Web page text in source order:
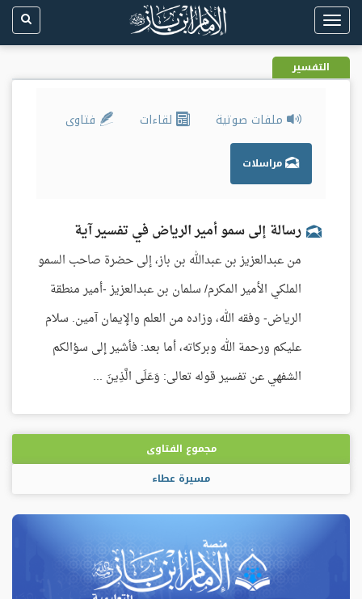
Toggle
navigation
التفسير
ملفات صوتية لقاءات فتاوى
مراسلات
رسالة إلى سمو أمير الرياض في تفسير آية
من عبدالعزيز بن عبدالله بن باز، إلى حضرة صاحب السمو
الملكي الأمير المكرم/ سلمان بن عبدالعزيز -أمير منطقة
الرياض- وفقه الله، وزاده من العلم والإيمان آمين. سلام
عليكم ورحمة الله وبركاته، أما بعد: فأشير إلى سؤالكم
الشفهي عن تفسير قوله تعالى: وَعَلَى الَّذِينَ ...
مجموع الفتاوى
مسيرة عطاء